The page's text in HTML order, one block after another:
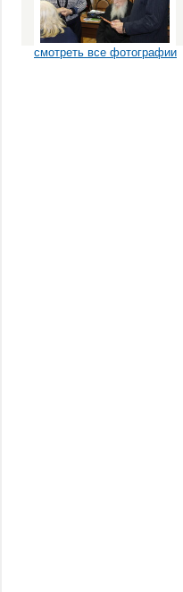
смотреть все фотографии